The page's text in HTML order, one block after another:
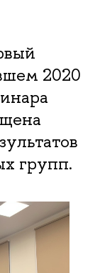
2020
групп.